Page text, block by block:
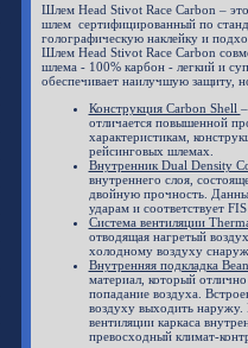
Шлем Head Stivot Race Carbon –
шлем сертифицированный по
голографическую наклейку и
Шлем Head Stivot Race Carbon
шлема - 100% карбон - легкий и
обеспечивает наилучшую защиту,
Конструкция Carbon Shell
отличается повышенной
характеристикам,
рейсинговых шлемах.
Внутренник Dual Density
внутреннего слоя,
двойную прочность.
ударам и соответствует
Система вентиляции
отводящая нагретый
холодному воздуху
Внутренняя подкладка
материал, который
попадание воздуха.
воздуху выходить наружу.
вентиляции каркаса
превосходный климат-